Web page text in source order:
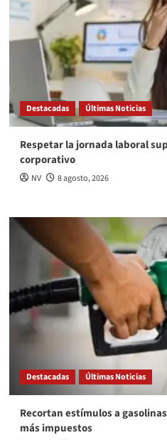
Destacadas Últimas Noticias
Respetar la jornada laboral
corporativo
NV 8 agosto, 2026
Destacadas Últimas Noticias
Recortan estímulos a
más impuestos